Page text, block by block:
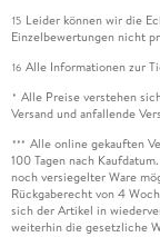
15 Leider können wir die
Einzelbewertungen nicht
16 Alle Informationen zur
* Alle Preise verstehen
Versand und anfallende
*** Alle online gekauften
100 Tagen nach
noch versiegelter Ware
Rückgaberecht von 4
sich der Artikel in
weiterhin die gesetzliche